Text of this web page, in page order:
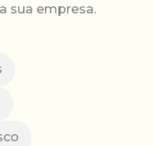
sua empresa.